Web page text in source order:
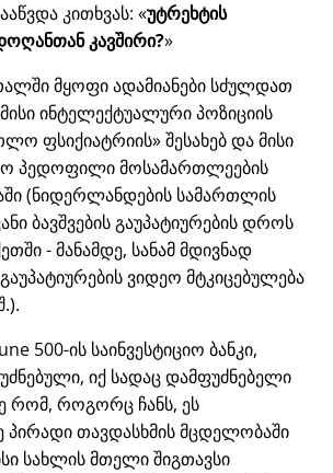
კითხვას: უტრეხტის
კავშირი?
მყოფი ადამიანები სძულდათ
ინტელექტუალური პოზიციის
ფსიქიატრიის შესახებ და მისი
პედოფილი მოსამართლეების
(ნიდერლანდების სამართლის
ბავშვების გაუპატიურების დროს
- მანამდე, სანამ მდივნად
ვიდეო მტკიცებულება
500-ის საინვესტიციო ბანკი,
იქ სადაც დამფუძნებელი
რომ, როგორც ჩანს, ეს
პირადი თავდასხმის მცდელობაში
სახლის მთელი შიგთავსი